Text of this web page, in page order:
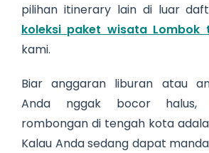
pilihan itinerary lain di luar
koleksi paket wisata Lombok
kami.
Biar anggaran liburan atau
Anda nggak bocor halus,
rombongan di tengah kota
Kalau Anda sedang dapat